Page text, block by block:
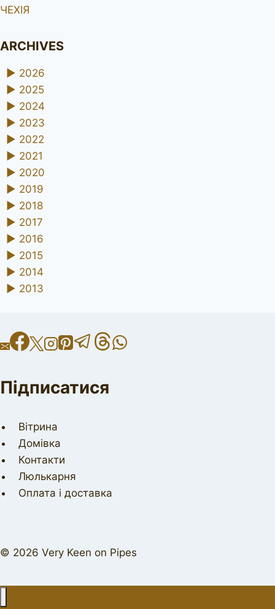
ЧЕХІЯ
ARCHIVES
► 2026
► 2025
► 2024
► 2023
► 2022
► 2021
► 2020
► 2019
► 2018
► 2017
► 2016
► 2015
► 2014
► 2013
Підписатися
Вітрина
Домівка
Контакти
Люлькарня
Оплата і доставка
© 2026 Very Keen on Pipes